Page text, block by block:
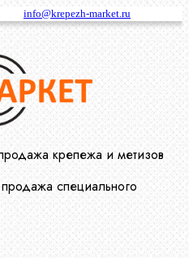
info@krepezh-market.ru
крепежа и метизов
специального